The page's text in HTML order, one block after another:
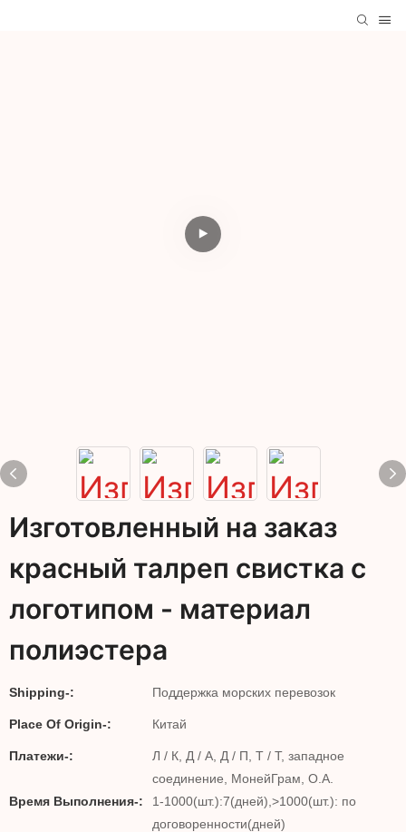
Изготовленный на заказ
красный талреп свистка с
логотипом - материал
полиэстера
Shipping-: Поддержка морских перевозок
Place Of Origin-: Китай
Платежи-:
Л / К, Д / А, Д / П, Т / Т, западное
соединение, МонейГрам, О.А.
Время Выполнения-:
1-1000(шт.):7(дней),>1000(шт.): по
договоренности(дней)